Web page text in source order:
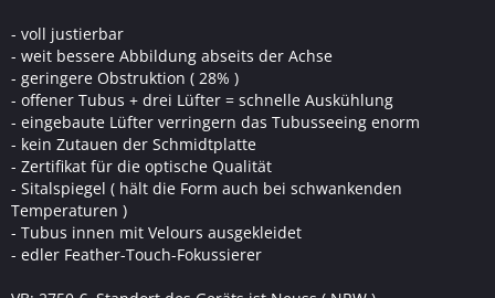
- voll justierbar
- weit bessere Abbildung abseits der Achse
- geringere Obstruktion ( 28% )
- offener Tubus + drei Lüfter = schnelle Auskühlung
- eingebaute Lüfter verringern das Tubusseeing enorm
- kein Zutauen der Schmidtplatte
- Zertifikat für die optische Qualität
- Sitalspiegel ( hält die Form auch bei schwankenden
Temperaturen )
- Tubus innen mit Velours ausgekleidet
- edler Feather-Touch-Fokussierer